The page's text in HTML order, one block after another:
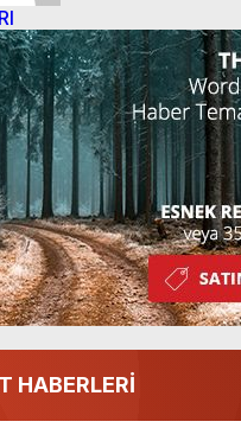
HABERLERİ